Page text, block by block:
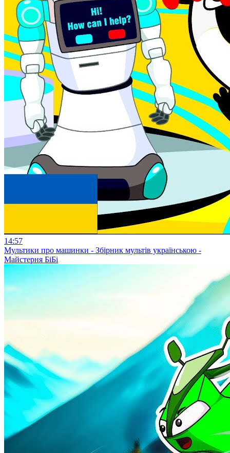
14:57
Мультики про машинки - Збірник мультів українською -
Майстерня БіБі